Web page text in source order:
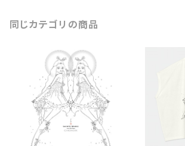
同じカテゴリの商品